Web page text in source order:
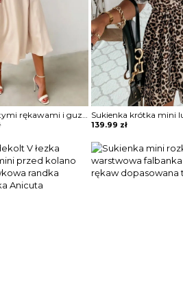
Sukienka z bufiastymi rękawami i guzikami przodu Terttu
139.99 zł